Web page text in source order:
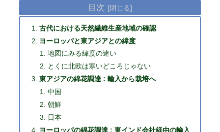
目次
古代における天然繊維生産地域の確認
ヨーロッパと東アジアとの緯度
地図にみる緯度の違い
とくに北欧は寒いどころじゃない
東アジアの綿花調達 : 輸入から栽培へ
中国
朝鮮
日本
ヨーロッパの綿花調達 : 東インド会社経由の輸入